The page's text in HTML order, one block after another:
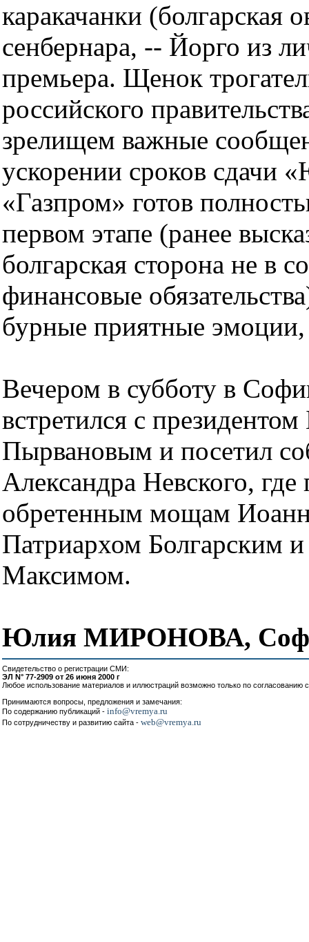
каракачанки (болгарская
сенбернара, -- Йорго из
премьера. Щенок
российского
зрелищем важные
ускорении сроков сдачи
«Газпром» готов
первом этапе (ранее
болгарская сторона не в
финансовые
бурные приятные
Вечером в субботу в
встретился с
Пырвановым и посетил
Александра Невского,
обретенным мощам
Патриархом Болгарским
Максимом.
Юлия МИРОНОВА,
Свидетельство о регистрации СМИ:
ЭЛ N° 77-2909 от 26 июня 2000 г
Любое использование материалов и иллюстраций возможно только по согласованию
Принимаются вопросы, предложения и замечания:
По содержанию публикаций - info@vremya.ru
По сотрудничеству и развитию сайта - web@vremya.ru